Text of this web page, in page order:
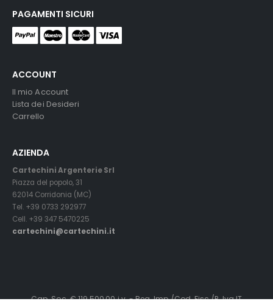
ACCOUNT
Il mio Account
Lista dei Desideri
Carrello
AZIENDA
Cartechini Argenterie Srl
Piazza del popolo, 31
62014 Corridonia (MC)
Tel. +39 0733 292977
Cell. +39 347 5470225
cartechini@cartechini.it
PAGAMENTI SICURI
Cap. Soc. € 119.500,00 i.v. - Reg. Imp./Cod. Fisc./P. Iva IT